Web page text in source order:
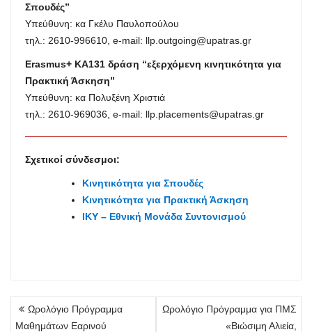
Σπουδές”
Υπεύθυνη: κα Γκέλυ Παυλοπούλου
τηλ.: 2610-996610, e-mail: llp.outgoing@upatras.gr
Erasmus+ ΚΑ131 δράση “εξερχόμενη κινητικότητα για
Πρακτική Άσκηση”
Υπεύθυνη: κα Πολυξένη Χριστιά
τηλ.: 2610-969036, e-mail: llp.placements@upatras.gr
Σχετικοί σύνδεσμοι:
Κινητικότητα για Σπουδές
Κινητικότητα για Πρακτική Άσκηση
IKY – Εθνική Μονάδα Συντονισμού
Πλοήγηση
άρθρων
Ωρολόγιο Πρόγραμμα
Μαθημάτων Εαρινού
Ωρολόγιο Πρόγραμμα για ΠΜΣ
«Βιώσιμη Αλιεία,